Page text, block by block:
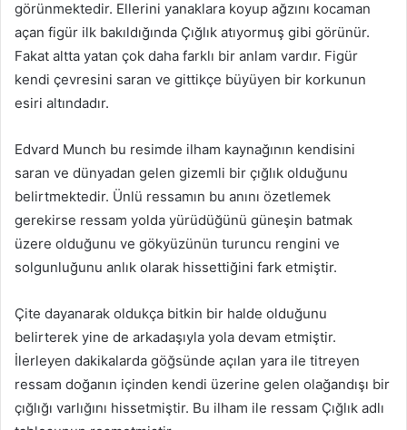
görünmektedir. Ellerini yanaklara koyup ağzını kocaman
açan figür ilk bakıldığında Çığlık atıyormuş gibi görünür.
Fakat altta yatan çok daha farklı bir anlam vardır. Figür
kendi çevresini saran ve gittikçe büyüyen bir korkunun
esiri altındadır.
Edvard Munch bu resimde ilham kaynağının kendisini
saran ve dünyadan gelen gizemli bir çığlık olduğunu
belirtmektedir. Ünlü ressamın bu anını özetlemek
gerekirse ressam yolda yürüdüğünü güneşin batmak
üzere olduğunu ve gökyüzünün turuncu rengini ve
solgunluğunu anlık olarak hissettiğini fark etmiştir.
Çite dayanarak oldukça bitkin bir halde olduğunu
belirterek yine de arkadaşıyla yola devam etmiştir.
İlerleyen dakikalarda göğsünde açılan yara ile titreyen
ressam doğanın içinden kendi üzerine gelen olağandışı bir
çığlığı varlığını hissetmiştir. Bu ilham ile ressam Çığlık adlı